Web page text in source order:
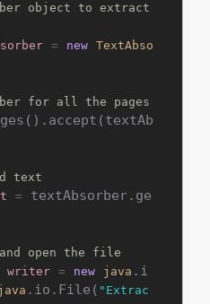
object to extract
= new TextAbso
for all the pages
text
=
textAbsorber.ge
open the file
writer = new java .i
.io.File( "Extrac